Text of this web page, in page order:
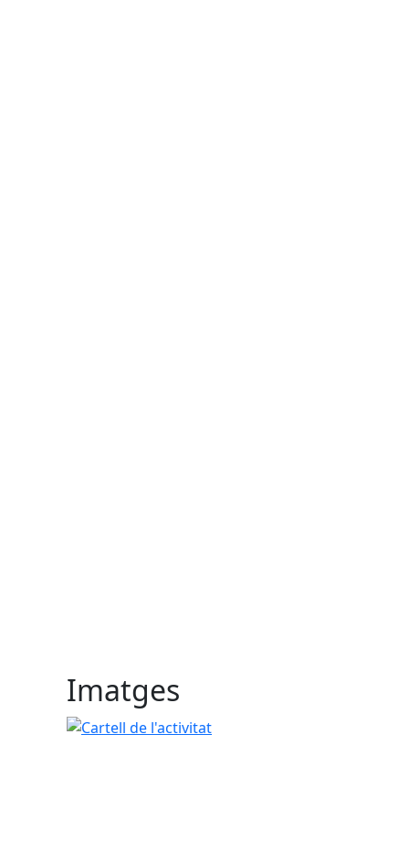
Imatges
Cartell de l'activitat